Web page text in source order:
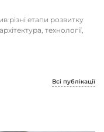
різні етапи розвитку
технології,
Всі публікації